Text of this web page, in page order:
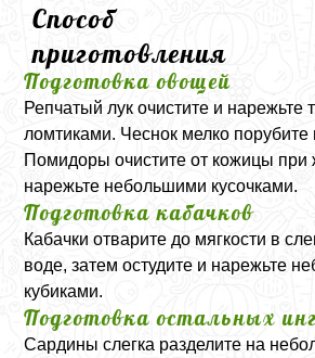
Способ
приготовления
Подготовка овощей
Репчатый лук очистите и нарежьте
ломтиками. Чеснок мелко порубите
Помидоры очистите от кожицы при
нарежьте небольшими кусочками.
Подготовка кабачков
Кабачки отварите до мягкости в
воде, затем остудите и нарежьте
кубиками.
Подготовка остальных
Сардины слегка разделите на